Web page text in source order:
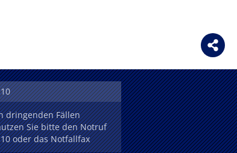
dringenden Fällen
Sie bitte den Notruf
oder das Notfallfax